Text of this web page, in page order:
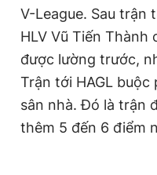
i
m
e
V-League. Sau trận
HLV Vũ Tiến Thành
được lường trước,
Trận tới HAGL
sân nhà. Đó là trận
thêm 5 đến 6 điểm